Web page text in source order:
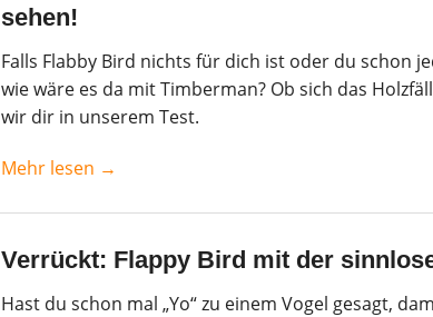
sehen!
Falls Flabby Bird nichts für dich ist oder du schon
wie wäre es da mit Timberman? Ob sich das
wir dir in unserem Test.
Mehr lesen →
Verrückt: Flappy Bird mit der
Hast du schon mal „Yo“ zu einem Vogel gesagt,